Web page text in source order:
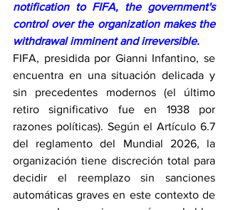
notification to FIFA, the government's
control over the organization makes the
withdrawal imminent and irreversible.
FIFA, presidida por Gianni Infantino, se
encuentra en una situación delicada y
sin precedentes modernos (el último
retiro significativo fue en 1938 por
razones políticas). Según el Artículo 6.7
del reglamento del Mundial 2026, la
organización tiene discreción total para
decidir el reemplazo sin sanciones
automáticas graves en este contexto de